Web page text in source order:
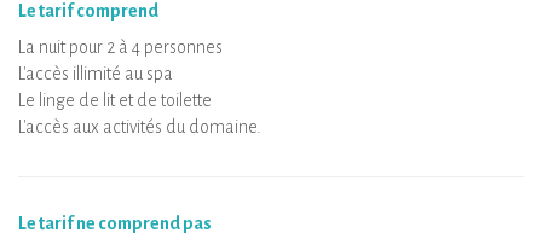
Le tarif comprend
La nuit pour 2 à 4 personnes
L'accès illimité au spa
Le linge de lit et de toilette
L'accès aux activités du domaine.
Le tarif ne comprend pas